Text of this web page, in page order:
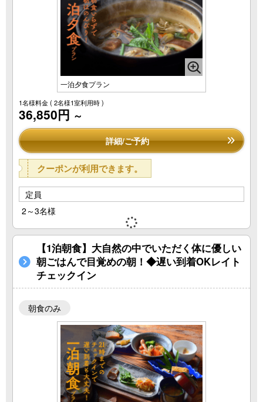
一泊夕食プラン
1名様料金( 2名様1室利用時 )
36,850円 ～
詳細/ご予約
クーポンが利用できます。
定員
2～3名様
【1泊朝食】大自然の中でいただく体に優しい
朝ごはんで目覚めの朝！◆遅い到着OKレイト
チェックイン
朝食のみ